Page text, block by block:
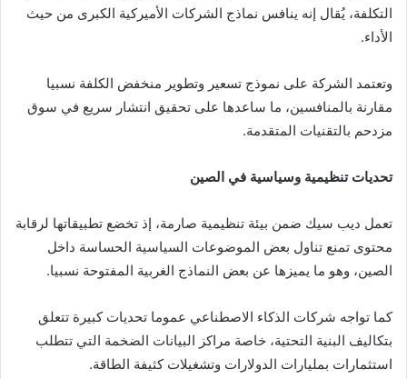
التكلفة، يُقال إنه ينافس نماذج الشركات الأميركية الكبرى من حيث
الأداء.
وتعتمد الشركة على نموذج تسعير وتطوير منخفض الكلفة نسبيا
مقارنة بالمنافسين، ما ساعدها على تحقيق انتشار سريع في سوق
مزدحم بالتقنيات المتقدمة.
تحديات تنظيمية وسياسية في الصين
تعمل ديب سيك ضمن بيئة تنظيمية صارمة، إذ تخضع تطبيقاتها لرقابة
محتوى تمنع تناول بعض الموضوعات السياسية الحساسة داخل
الصين، وهو ما يميزها عن بعض النماذج الغربية المفتوحة نسبيا.
كما تواجه شركات الذكاء الاصطناعي عموما تحديات كبيرة تتعلق
بتكاليف البنية التحتية، خاصة مراكز البيانات الضخمة التي تتطلب
استثمارات بمليارات الدولارات وتشغيلات كثيفة الطاقة.